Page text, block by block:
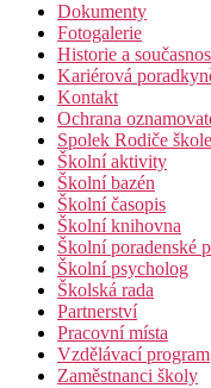
Dokumenty
Fotogalerie
Historie a
Kariérová
Kontakt
Ochrana
Spolek Rodiče
Školní aktivity
Školní bazén
Školní časopis
Školní knihovna
Školní poradenské
Školní psycholog
Školská rada
Partnerství
Pracovní místa
Vzdělávací program
Zaměstnanci školy